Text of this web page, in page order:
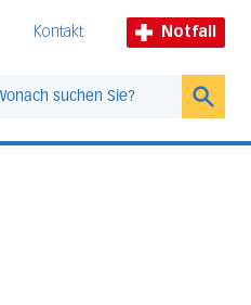
Kontakt Notfall